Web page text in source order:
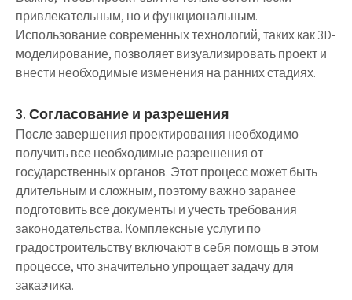
привлекательным, но и функциональным.
Использование современных технологий, таких как 3D-
моделирование, позволяет визуализировать проект и
внести необходимые изменения на ранних стадиях.
3. Согласование и разрешения
После завершения проектирования необходимо
получить все необходимые разрешения от
государственных органов. Этот процесс может быть
длительным и сложным, поэтому важно заранее
подготовить все документы и учесть требования
законодательства. Комплексные услуги по
градостроительству включают в себя помощь в этом
процессе, что значительно упрощает задачу для
заказчика.